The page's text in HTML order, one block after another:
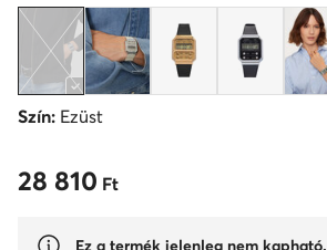
Szín: Ezüst
28 810 Ft
28 810 Ft
Ez a termék jelenleg nem kapható.